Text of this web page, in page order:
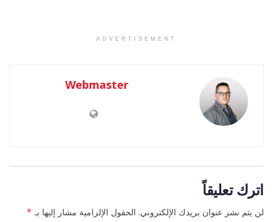
ADVERTISEMENT
Webmaster
اترك تعليقاً
لن يتم نشر عنوان بريدك الإلكتروني. الحقول الإلزامية مشار إليها بـ *